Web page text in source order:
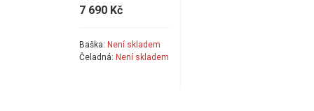
7 690 Kč
Baška: Není skladem
Čeladná: Není skladem